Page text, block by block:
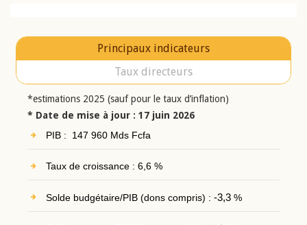
Principaux indicateurs
Taux directeurs
*estimations 2025 (sauf pour le taux d’inflation)
* Date de mise à jour : 17 juin 2026
PIB : 147 960 Mds Fcfa
Taux de croissance : 6,6 %
Solde budgétaire/PIB (dons compris) : -3,3%